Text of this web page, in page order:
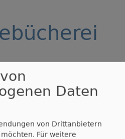
Daten
von Drittanbietern
Für weitere